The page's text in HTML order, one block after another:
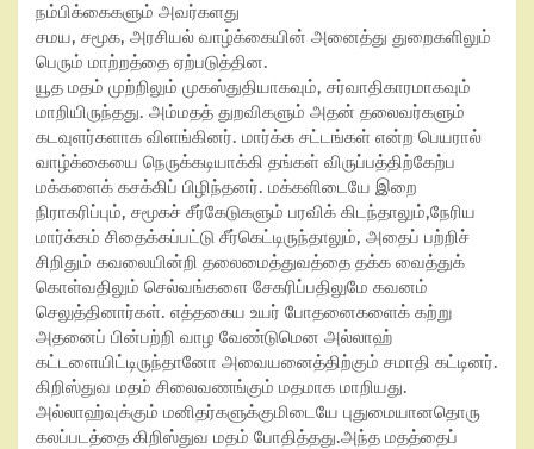
நம்பிக்கைகளும் அவர்களது
சமய, சமூக, அரசியல் வாழ்க்கையின் அனைத்து துறைகளிலும்
பெரும் மாற்றத்தை ஏற்படுத்தின.
யூத மதம் முற்றிலும் முகஸ்துதியாகவும், சர்வாதிகாரமாகவும்
மாறியிருந்தது. அம்மதத் துறவிகளும் அதன் தலைவர்களும்
கடவுளர்களாக விளங்கினர். மார்க்க சட்டங்கள் என்ற பெயரால்
வாழ்க்கையை நெருக்கடியாக்கி தங்கள் விருப்பத்திற்கேற்ப
மக்களைக் கசக்கிப் பிழிந்தனர். மக்களிடையே இறை
நிராகரிப்பும், சமூகச் சீர்கேடுகளும் பரவிக் கிடந்தாலும்,நேரிய
மார்க்கம் சிதைக்கப்பட்டு சீர்கெட்டிருந்தாலும், அதைப் பற்றிச்
சிறிதும் கவலையின்றி தலைமைத்துவத்தை தக்க வைத்துக்
கொள்வதிலும் செல்வங்களை சேகரிப்பதிலுமே கவனம்
செலுத்தினார்கள். எத்தகைய உயர் போதனைகளைக் கற்று
அதனைப் பின்பற்றி வாழ வேண்டுமென அல்லாஹ்
கட்டளையிட்டிருந்தானோ அவையனைத்திற்கும் சமாதி கட்டினர்.
கிறிஸ்துவ மதம் சிலைவணங்கும் மதமாக மாறியது.
அல்லாஹ்வுக்கும் மனிதர்களுக்குமிடையே புதுமையானதொரு
கலப்படத்தை கிறிஸ்துவ மதம் போதித்தது.அந்த மதத்தைப்